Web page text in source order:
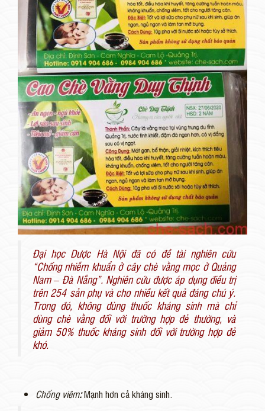
Đại học Dược Hà Nội đã có đề tài nghiên cứu
“Chống nhiễm khuẩn ở cây chè vằng mọc ở Quảng
Nam – Đà Nẵng”. Nghiên cứu được áp dụng điều trị
trên 254 sản phụ và cho nhiều kết quả đáng chú ý.
Trong đó, không dùng thuốc kháng sinh mà chỉ
dùng chè vằng đối với trường hợp đẻ thường, và
giảm 50% thuốc kháng sinh đối với trường hợp đẻ
khó.
Chống viêm:Mạnh hơn cả kháng sinh.